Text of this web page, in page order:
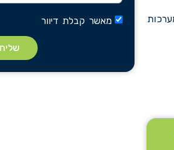
מאשר קבלת דיוור